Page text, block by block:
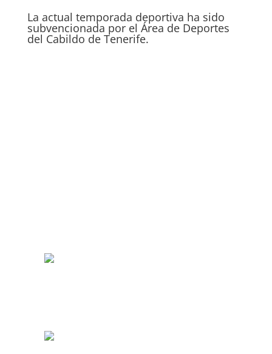
La actual temporada deportiva ha sido
subvencionada por el Área de Deportes
del Cabildo de Tenerife.